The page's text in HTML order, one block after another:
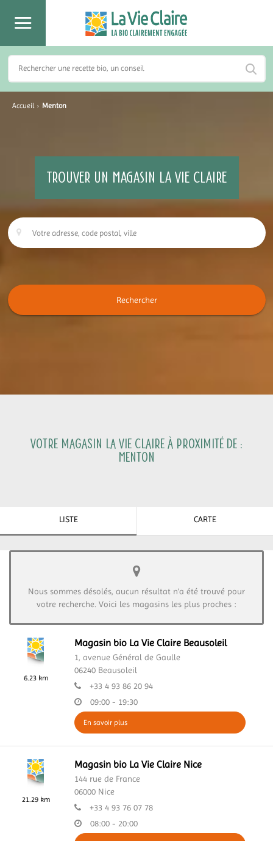
Accueil › Menton
TROUVER UN MAGASIN LA VIE CLAIRE
Rechercher
Votre magasin La Vie Claire à proximité de :
Menton
LISTE CARTE
Nous sommes désolés, aucun résultat n’a été trouvé pour
votre recherche. Voici les magasins les plus proches :
6.23 km
Magasin bio La Vie Claire Beausoleil
1, avenue Général de Gaulle
06240 Beausoleil
+33 4 93 86 20 94
09:00 - 19:30
En savoir plus
21.29 km
Magasin bio La Vie Claire Nice
144 rue de France
06000 Nice
+33 4 93 76 07 78
08:00 - 20:00